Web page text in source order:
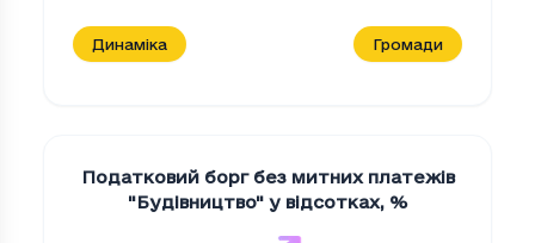
Динаміка Громади
Податковий борг без митних платежів
"Будiвництво" у відсотках, %